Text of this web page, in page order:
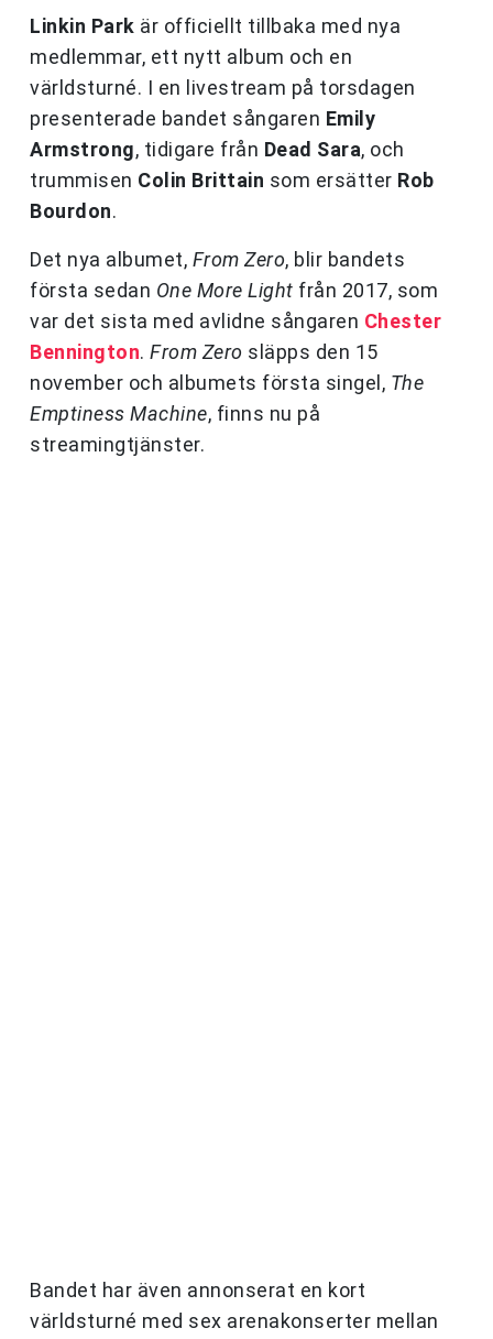
Linkin Park är officiellt tillbaka med nya
medlemmar, ett nytt album och en
världsturné. I en livestream på torsdagen
presenterade bandet sångaren Emily
Armstrong, tidigare från Dead Sara, och
trummisen Colin Brittain som ersätter Rob
Bourdon.
Det nya albumet, From Zero, blir bandets
första sedan One More Light från 2017, som
var det sista med avlidne sångaren Chester
Bennington. From Zero släpps den 15
november och albumets första singel, The
Emptiness Machine, finns nu på
streamingtjänster.
Bandet har även annonserat en kort
världsturné med sex arenakonserter mellan